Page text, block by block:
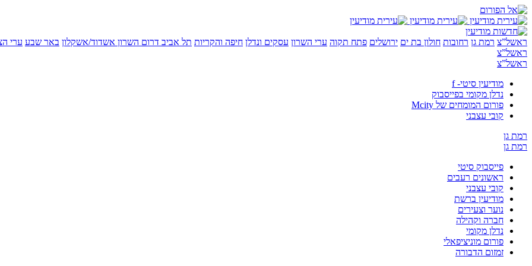
ראשל”צ רמת גן רחובות חולון בת ים ירושלים פתח תקוה ערי השרון עסקים ונדלן חיפה והקריות תל אביב דרום השרון אשדוד/אשקלון באר שבע ערי
ראשל”צ
ראשל”צ
מודיעין סיטי- f
נדלן מקומי בפייסבוק
פורום המומחים של Mcity
קובי עצבני
רמת גן
רמת גן
פייסבוק סיטי
ראשונים רעבים
קובי עצבני
מודיעין ברשת
נוער וצעירים
חברה וקהילה
נדלן מקומי
פורום מוניציפאלי
זמזום הדבורה